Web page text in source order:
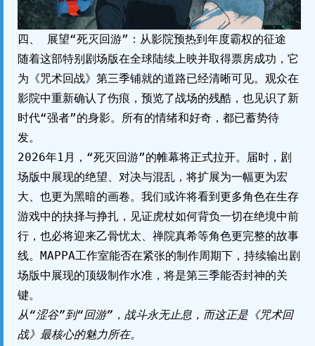
四、 展望“死灭回游”：从影院预热到年度霸权的征途
随着这部特别剧场版在全球陆续上映并取得票房成功，它
为《咒术回战》第三季铺就的道路已经清晰可见。观众在
影院中重新确认了伤痕，预览了战场的残酷，也见识了新
时代“强者”的身影。所有的情绪和好奇，都已蓄势待
发。
2026年1月，“死灭回游”的帷幕将正式拉开。届时，剧
场版中展现的绝望、对决与混乱，将扩展为一幅更为宏
大、也更为黑暗的画卷。我们或许将看到更多角色在生存
游戏中的抉择与挣扎，见证虎杖如何背负一切在绝境中前
行，也必将迎来乙骨忧太、禅院真希等角色更完整的故事
线。MAPPA工作室能否在紧张的制作周期下，持续输出剧
场版中展现的顶级制作水准，将是第三季能否封神的关
键。
从“涩谷”到“回游”，战斗永无止息，而这正是《咒术回
战》最核心的魅力所在。